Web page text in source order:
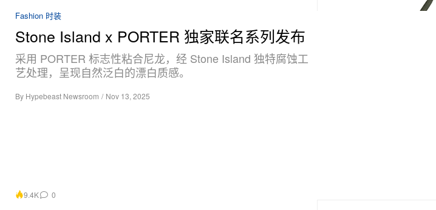
Fashion 时装
Stone Island x PORTER 独家联名系列发布
采用 PORTER 标志性粘合尼龙，经 Stone Island 独特腐蚀工
艺处理，呈现自然泛白的漂白质感。
By Hypebeast Newsroom / Nov 13, 2025
9.4K 0